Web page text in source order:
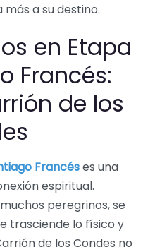
a su destino.
en Etapa
Francés:
de los
Francéses una
espiritual.
peregrinos, se
trasciende lo físico y
de los Condes no